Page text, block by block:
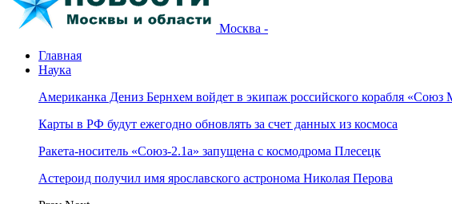
Москва -
Главная
Наука
Американка Дениз Бернхем войдет в экипаж российского корабля «Союз
Карты в РФ будут ежегодно обновлять за счет данных из космоса
Ракета-носитель «Союз-2.1а» запущена с космодрома Плесецк
Астероид получил имя ярославского астронома Николая Перова